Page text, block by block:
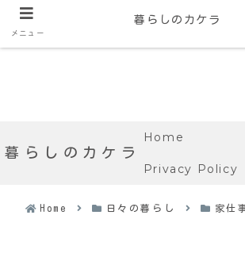
暮らしのカケラ
Home
Privacy Policy
Home 日々の暮らし 家仕
メニュー
暮らしのカケラ